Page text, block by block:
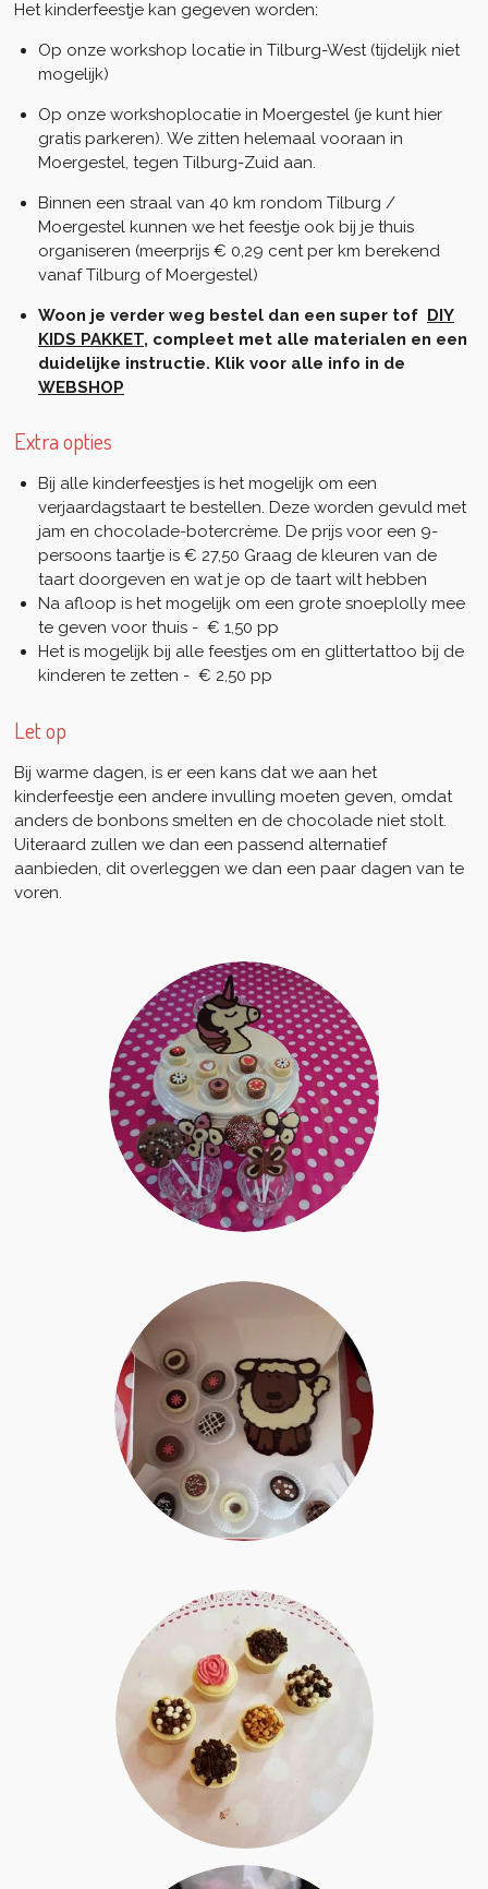
Het kinderfeestje kan gegeven worden:
Op onze workshop locatie in Tilburg-West (tijdelijk niet
mogelijk)
Op onze workshoplocatie in Moergestel (je kunt hier
gratis parkeren). We zitten helemaal vooraan in
Moergestel, tegen Tilburg-Zuid aan.
Binnen een straal van 40 km rondom Tilburg /
Moergestel kunnen we het feestje ook bij je thuis
organiseren (meerprijs € 0,29 cent per km berekend
vanaf Tilburg of Moergestel)
Woon je verder weg bestel dan een super tof DIY
KIDS PAKKET, compleet met alle materialen en een
duidelijke instructie. Klik voor alle info in de
WEBSHOP
Extra opties
Bij alle kinderfeestjes is het mogelijk om een
verjaardagstaart te bestellen. Deze worden gevuld met
jam en chocolade-botercrème. De prijs voor een 9-
persoons taartje is € 27,50 Graag de kleuren van de
taart doorgeven en wat je op de taart wilt hebben
Na afloop is het mogelijk om een grote snoeplolly mee
te geven voor thuis - € 1,50 pp
Het is mogelijk bij alle feestjes om en glittertattoo bij de
kinderen te zetten - € 2,50 pp
Let op
Bij warme dagen, is er een kans dat we aan het
kinderfeestje een andere invulling moeten geven, omdat
anders de bonbons smelten en de chocolade niet stolt.
Uiteraard zullen we dan een passend alternatief
aanbieden, dit overleggen we dan een paar dagen van te
voren.